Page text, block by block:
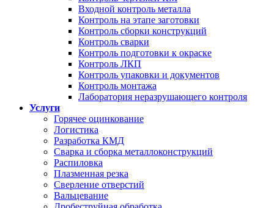
Входной контроль металла
Контроль на этапе заготовки
Контроль сборки конструкций
Контроль сварки
Контроль подготовки к окраске
Контроль ЛКП
Контроль упаковки и документов
Контроль монтажа
Лаборатория неразрушающего контроля
Услуги
Горячее оцинкование
Логистика
Разработка КМД
Сварка и сборка металлоконструкций
Распиловка
Плазменная резка
Сверление отверстий
Вальцевание